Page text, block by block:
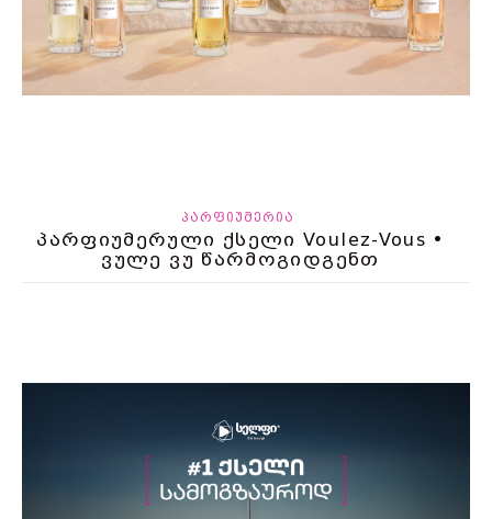
ᲞᲐᲠᲤᲘᲣᲛᲔᲠᲘᲐ
პარფიუმერული ქსელი Voulez-Vous •
ვულე ვუ წარმოგიდგენთ